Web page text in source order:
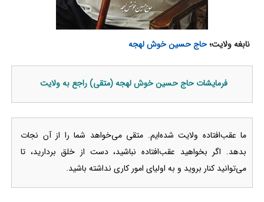
نابغه ولایت؛حاج حسین خوش لهجه
فرمایشات حاج حسین خوش لهجه (متقی) راجع به ولایت
ما عقب‌افتاده ولایت شده‌ایم. متقی می‌خواهد شما را از آن نجات
بدهد. اگر بخواهید عقب‌افتاده نباشید، دست از خلق بردارید، تا
می‌توانید کنار بروید و به اولیای امور کاری نداشته باشید.